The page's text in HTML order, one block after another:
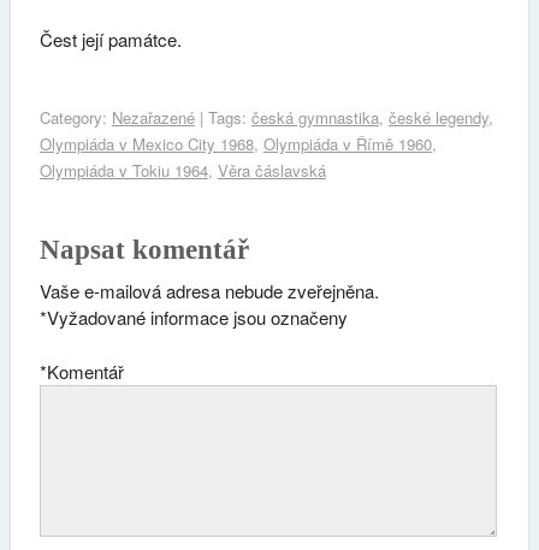
Čest její památce.
Category: Nezařazené| Tags: česká gymnastika, české legendy,
Olympiáda v Mexico City 1968, Olympiáda v Římě 1960,
Olympiáda v Tokiu 1964, Věra čáslavská
Napsat komentář
Vaše e-mailová adresa nebude zveřejněna.
Vyžadované informace jsou označeny
*
Komentář
*